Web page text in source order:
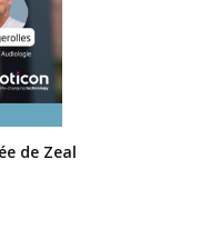
de Zeal